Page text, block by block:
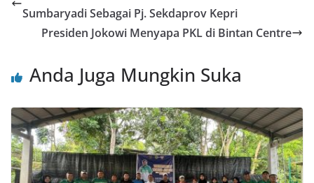
Sumbaryadi Sebagai Pj. Sekdaprov Kepri
Presiden Jokowi Menyapa PKL di Bintan Centre
Anda Juga Mungkin Suka